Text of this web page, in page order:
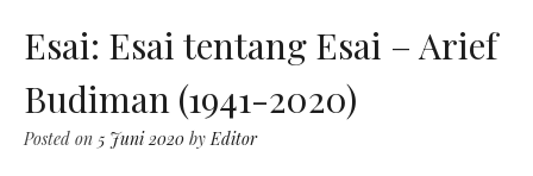
Esai: Esai tentang Esai – Arief
Budiman (1941-2020)
Posted on 5 Juni 2020 byEditor